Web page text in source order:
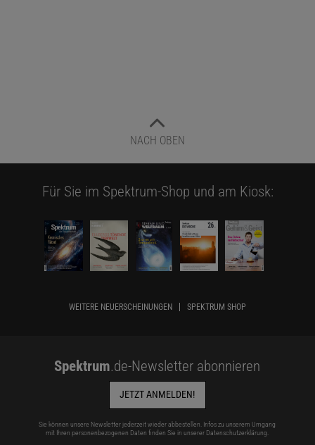
NACH OBEN
Für Sie im Spektrum-Shop und am Kiosk:
WEITERE NEUERSCHEINUNGEN SPEKTRUM SHOP
Spektrum.de-Newsletter abonnieren
JETZT ANMELDEN!
Sie können unsere Newsletter jederzeit wieder abbestellen. Infos zu unserem Umgang
mit Ihren personenbezogenen Daten finden Sie in unserer Datenschutzerklärung.